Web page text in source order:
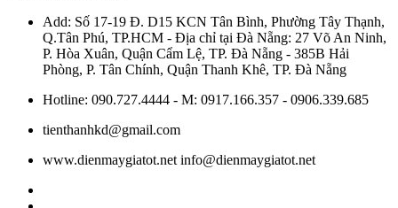
Add: Số 17-19 Đ. D15 KCN Tân Bình, Phường Tây Thạnh,
Q.Tân Phú, TP.HCM - Địa chỉ tại Đà Nẵng: 27 Võ An Ninh,
P. Hòa Xuân, Quận Cẩm Lệ, TP. Đà Nẵng - 385B Hải
Phòng, P. Tân Chính, Quận Thanh Khê, TP. Đà Nẵng
Hotline: 090.727.4444 - M: 0917.166.357 - 0906.339.685
tienthanhkd@gmail.com
www.dienmaygiatot.net info@dienmaygiatot.net